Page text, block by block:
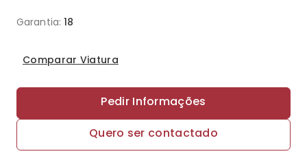
Garantia: 18
Comparar Viatura
Pedir Informações
Quero ser contactado